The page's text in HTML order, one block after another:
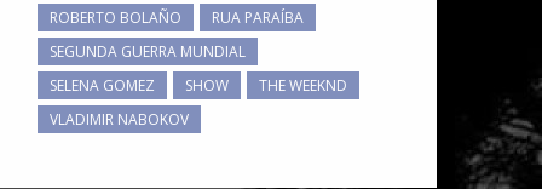
ROBERTO BOLAÑO
RUA PARAÍBA
SEGUNDA GUERRA MUNDIAL
SELENA GOMEZ
SHOW
THE WEEKND
VLADIMIR NABOKOV